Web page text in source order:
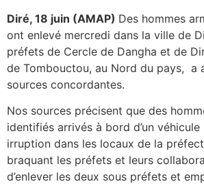
Diré, 18 juin (AMAP) Des hommes
ont enlevé mercredi dans la ville de
préfets de Cercle de Dangha et de
de Tombouctou, au Nord du pays, a
sources concordantes.
Nos sources précisent que des
identifiés arrivés à bord d’un
irruption dans les locaux de la
braquant les préfets et leurs
d’enlever les deux sous préfets et